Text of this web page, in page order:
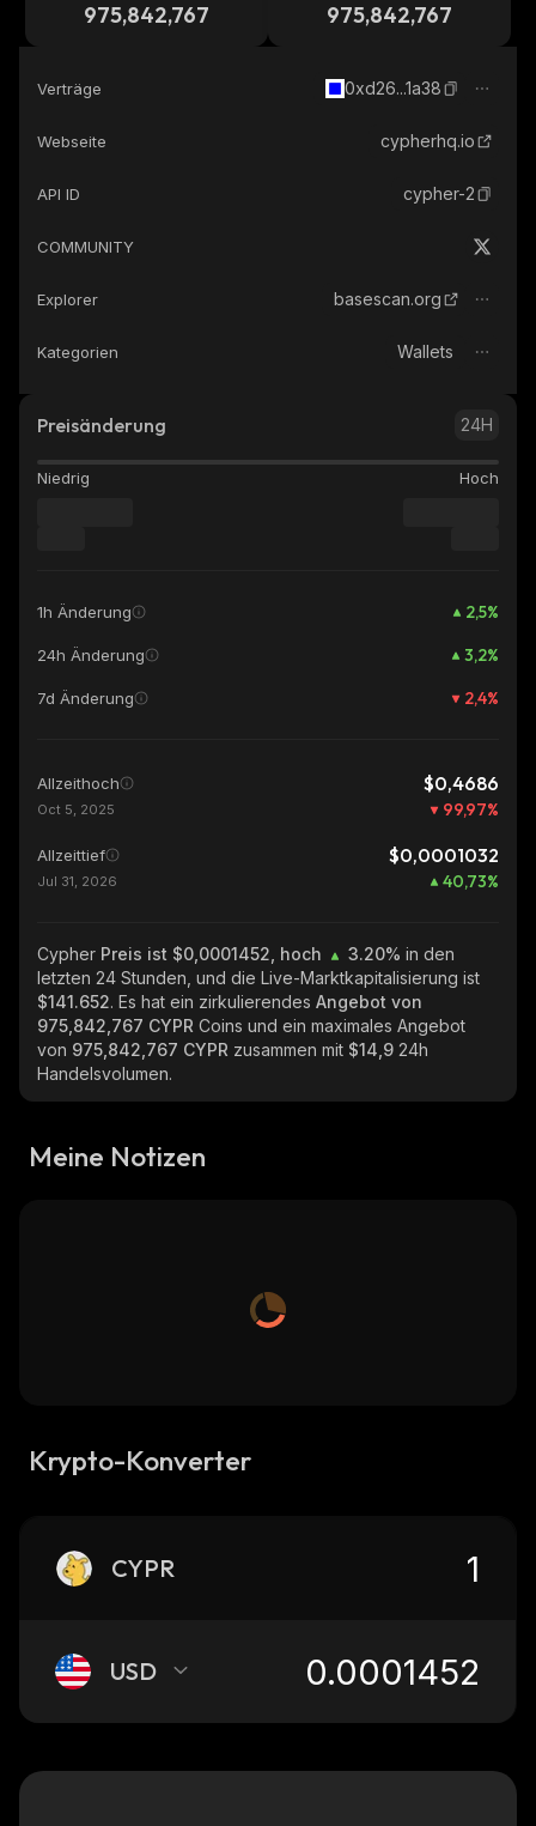
975,842,767 975,842,767
Verträge 0xd26...1a38
Webseite cypherhq.io
API ID cypher-2
COMMUNITY
Explorer basescan.org
Kategorien Wallets
Preisänderung 24H
Niedrig Hoch
1h Änderung 2,5%
24h Änderung 3,2%
7d Änderung 2,4%
Allzeithoch $0,4686
Oct 5, 2025 99,97%
Allzeittief $0,0001032
Jul 31, 2026 40,73%
Cypher Preis ist $0,0001452, hoch 3.20% in den
letzten 24 Stunden, und die Live-Marktkapitalisierung ist
$141.652. Es hat ein zirkulierendes Angebot von
975,842,767 CYPR Coins und ein maximales Angebot
von 975,842,767 CYPR zusammen mit $14,9 24h
Handelsvolumen.
Meine Notizen
Krypto-Konverter
CYPR
USD